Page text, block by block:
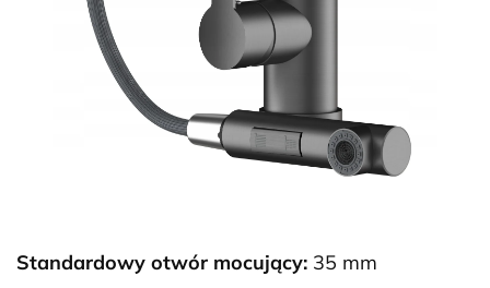
Standardowy otwór mocujący: 35 mm